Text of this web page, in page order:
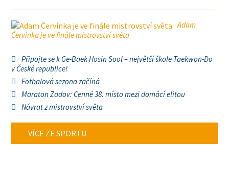
Adam
Červinka je ve finále mistrovství světa
Připojte se k Ge-Baek Hosin Sool – největší škole Taekwon-Do
v České republice!
Fotbalová sezona začíná
Maraton Zadov: Cenné 38. místo mezi domácí elitou
Návrat z mistrovství světa
VÍCE ZE SPORTU